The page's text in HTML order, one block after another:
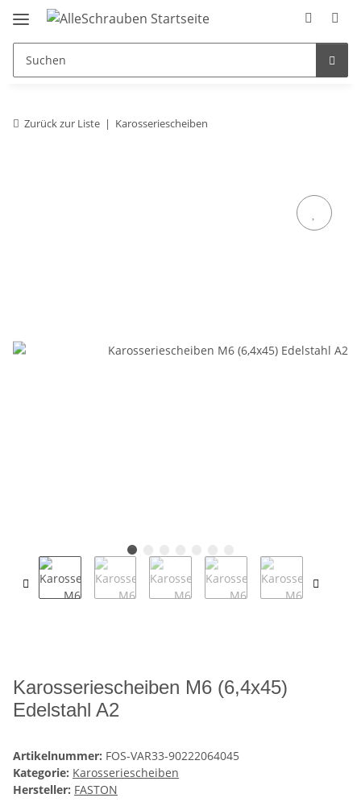
Zurück zur Liste Karosseriescheiben
Karosseriescheiben M6 (6,4x45)
Edelstahl A2
Artikelnummer: FOS-VAR33-90222064045
Kategorie: Karosseriescheiben
Hersteller: FASTON